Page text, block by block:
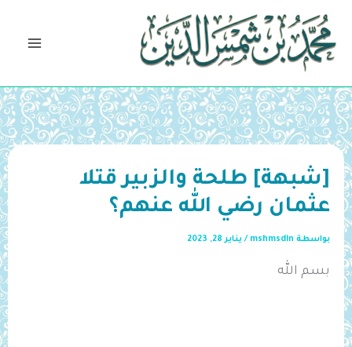
تخطي
المحتوى
[شبهة] طلحة والزبير قتلا
عثمان رضي الله عنهم؟
بواسطة mshmsdin
/يناير 28, 2023
بسم الله